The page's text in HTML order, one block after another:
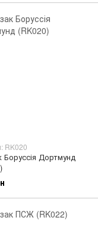
RK020
Боруссія Дортмунд